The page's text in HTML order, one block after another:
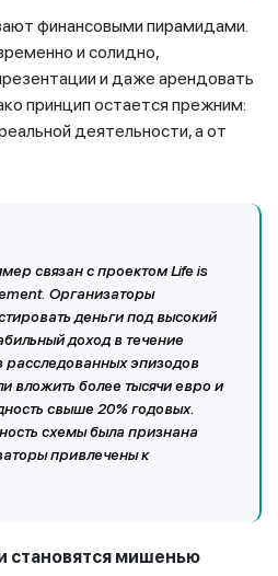
финансовыми пирамидами.
и солидно,
и даже арендовать
принцип остается прежним:
деятельности, а от
связан с проектом Life is
Организаторы
деньги под высокий
доход в течение
расследованных эпизодов
вложить более тысячи евро и
свыше 20% годовых.
схемы была признана
привлечены к
становятся мишенью